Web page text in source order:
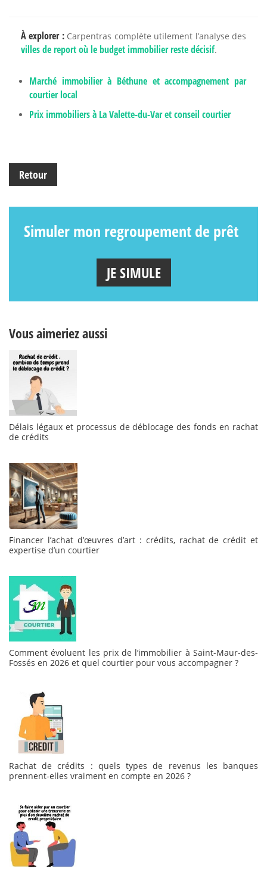
À explorer :Carpentras complète utilement l’analyse des
villes de report où le budget immobilier reste décisif.
Marché immobilier à Béthune et accompagnement par
courtier local
Prix immobiliers à La Valette-du-Var et conseil courtier
Retour
Simuler mon regroupement de prêt
JE SIMULE
Vous aimeriez aussi
Délais légaux et processus de déblocage des fonds en rachat
de crédits
Financer l’achat d’œuvres d’art : crédits, rachat de crédit et
expertise d’un courtier
Comment évoluent les prix de l’immobilier à Saint-Maur-des-
Fossés en 2026 et quel courtier pour vous accompagner ?
Rachat de crédits : quels types de revenus les banques
prennent-elles vraiment en compte en 2026 ?